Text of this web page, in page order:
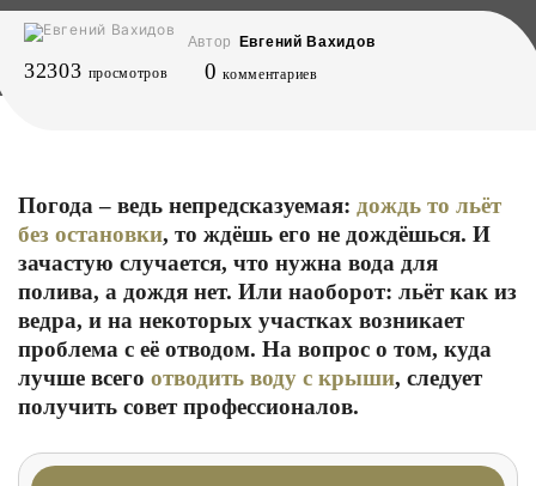
Автор Евгений Вахидов
32303 просмотров 0 комментариев
Погода – ведь непредсказуемая: дождь то льёт
без остановки, то ждёшь его не дождёшься. И
зачастую случается, что нужна вода для
полива, а дождя нет. Или наоборот: льёт как из
ведра, и на некоторых участках возникает
проблема с её отводом. На вопрос о том, куда
лучше всего отводить воду с крыши, следует
получить совет профессионалов.